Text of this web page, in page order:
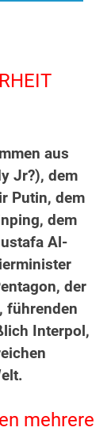
aus
Jr?), dem
Putin, dem
dem
Al-
der
führenden
Interpol,
mehrere